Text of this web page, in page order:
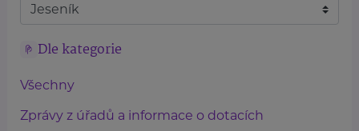
Dle kategorie
Všechny
Zprávy z úřadů a informace o dotacích